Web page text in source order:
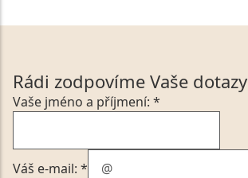
Rádi zodpovíme Vaše dotazy
Vaše jméno a příjmení: *
Váš e-mail: *